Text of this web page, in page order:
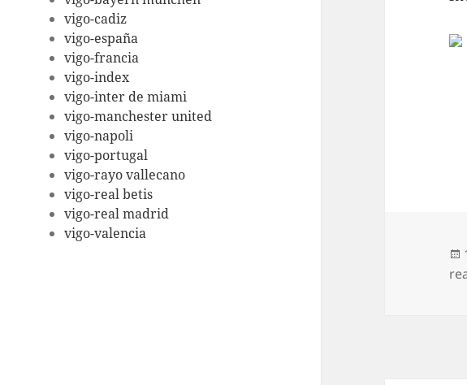
vigo-cadiz
vigo-españa
vigo-francia
vigo-index
vigo-inter de miami
vigo-manchester united
vigo-napoli
vigo-portugal
vigo-rayo vallecano
vigo-real betis
vigo-real madrid
vigo-valencia